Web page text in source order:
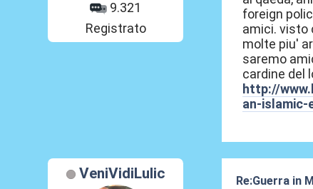
9.321
Registrato
foreign
amici. visto
molte piu'
saremo
cardine del
http://
an-islamic-
VeniVidiLulic
Re:Guerra in